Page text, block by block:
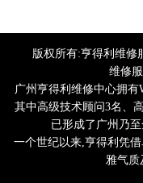
版权所有:亨得利维修
维修
广州亨得利维修中心拥有
其中高级技术顾问3名、
已形成了广州乃
一个世纪以来,亨得利凭
雅气质